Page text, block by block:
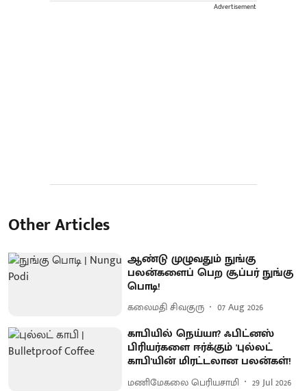
Advertisement
Other Articles
ஆண்டு முழுவதும் நுங்கு
பலன்களைப் பெற சூப்பர் நுங்கு
பொடி!
கலைமதி சிவகுரு 07 Aug 2026
காபியில் நெய்யா? ஃபிட்னஸ்
பிரியர்களை ஈர்க்கும் 'புல்லட்
காபி'யின் மிரட்டலான பலன்கள்!
மணிமேகலை பெரியசாமி 29 Jul 2026